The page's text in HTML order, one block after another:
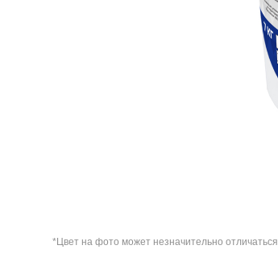
*Цвет на фото может незначительно отличаться